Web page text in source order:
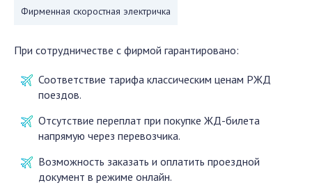
Фирменная скоростная электричка
При сотрудничестве с фирмой гарантировано:
Соответствие тарифа классическим ценам РЖД
поездов.
Отсутствие переплат при покупке ЖД-билета
напрямую через перевозчика.
Возможность заказать и оплатить проездной
документ в режиме онлайн.